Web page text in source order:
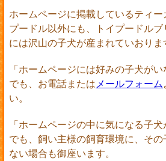
ホームページに掲載しているティ
プードル以外にも、トイプードル
には沢山の子犬が産まれていおりま
「ホームページには好みの子犬が
でも、お電話またはメールフォーム
い。
「ホームページの中に気になる子
でも、飼い主様の飼育環境に、そ
ない場合も御座います。